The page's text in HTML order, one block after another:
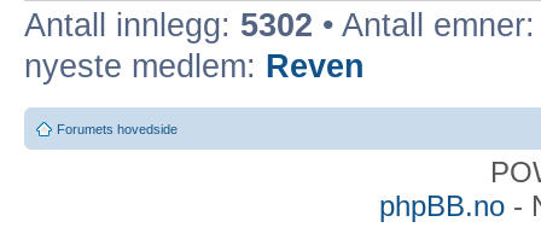
Antall innlegg: 5302 • Antall
nyeste medlem: Reven
Forumets hovedside
phpBB.no-